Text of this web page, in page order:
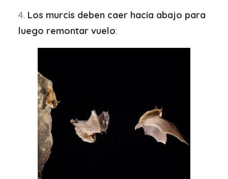
4. Los murcis deben caer hacia abajo para
luego remontar vuelo: